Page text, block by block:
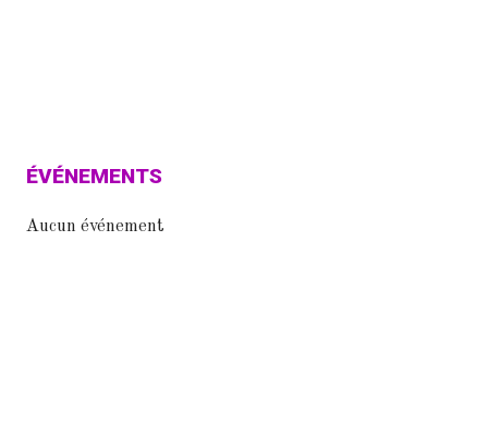
ÉVÉNEMENTS
Aucun événement